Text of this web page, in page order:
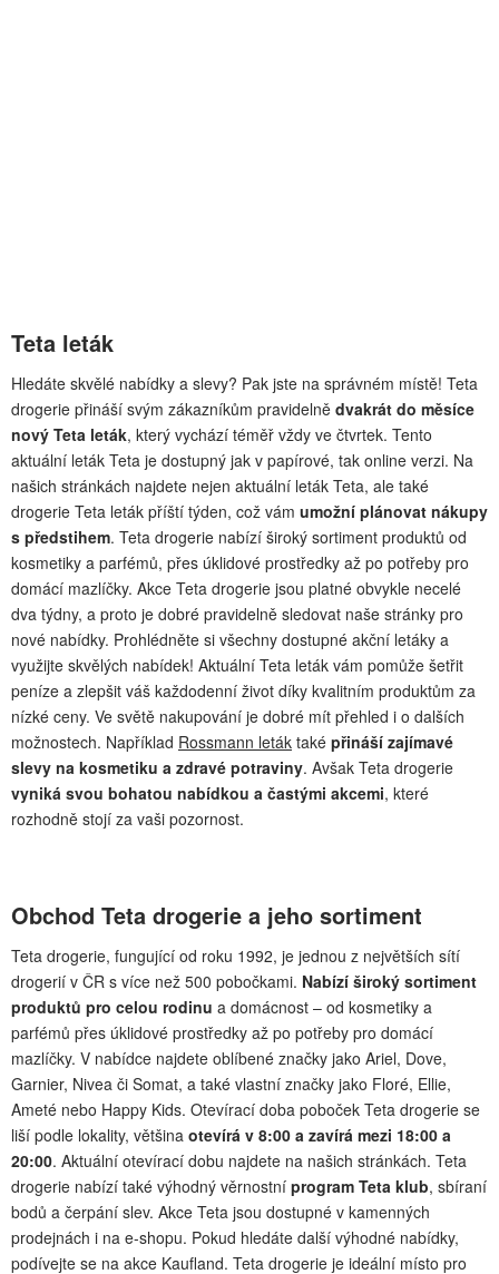
Teta leták
Hledáte skvělé nabídky a slevy? Pak jste na správném místě! Teta
drogerie přináší svým zákazníkům pravidelně dvakrát do měsíce
nový Teta leták, který vychází téměř vždy ve čtvrtek. Tento
aktuální leták Teta je dostupný jak v papírové, tak online verzi. Na
našich stránkách najdete nejen aktuální leták Teta, ale také
drogerie Teta leták příští týden, což vám umožní plánovat nákupy
s předstihem. Teta drogerie nabízí široký sortiment produktů od
kosmetiky a parfémů, přes úklidové prostředky až po potřeby pro
domácí mazlíčky. Akce Teta drogerie jsou platné obvykle necelé
dva týdny, a proto je dobré pravidelně sledovat naše stránky pro
nové nabídky. Prohlédněte si všechny dostupné akční letáky a
využijte skvělých nabídek! Aktuální Teta leták vám pomůže šetřit
peníze a zlepšit váš každodenní život díky kvalitním produktům za
nízké ceny. Ve světě nakupování je dobré mít přehled i o dalších
možnostech. Například Rossmann leták také přináší zajímavé
slevy na kosmetiku a zdravé potraviny. Avšak Teta drogerie
vyniká svou bohatou nabídkou a častými akcemi, které
rozhodně stojí za vaši pozornost.
Obchod Teta drogerie a jeho sortiment
Teta drogerie, fungující od roku 1992, je jednou z největších sítí
drogerií v ČR s více než 500 pobočkami. Nabízí široký sortiment
produktů pro celou rodinu a domácnost – od kosmetiky a
parfémů přes úklidové prostředky až po potřeby pro domácí
mazlíčky. V nabídce najdete oblíbené značky jako Ariel, Dove,
Garnier, Nivea či Somat, a také vlastní značky jako Floré, Ellie,
Ameté nebo Happy Kids. Otevírací doba poboček Teta drogerie se
liší podle lokality, většina otevírá v 8:00 a zavírá mezi 18:00 a
20:00. Aktuální otevírací dobu najdete na našich stránkách. Teta
drogerie nabízí také výhodný věrnostní program Teta klub, sbíraní
bodů a čerpání slev. Akce Teta jsou dostupné v kamenných
prodejnách i na e-shopu. Pokud hledáte další výhodné nabídky,
podívejte se na akce Kaufland. Teta drogerie je ideální místo pro